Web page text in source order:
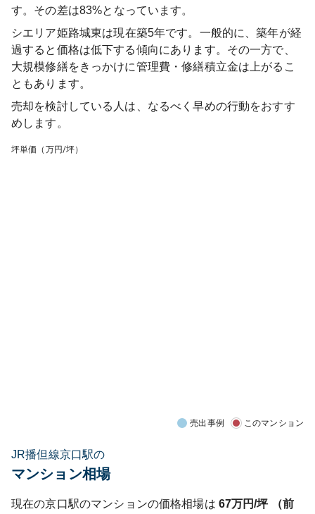
す。その差は83%となっています。
シエリア姫路城東は現在築5年です。一般的に、築年が経
過すると価格は低下する傾向にあります。その一方で、
大規模修繕をきっかけに管理費・修繕積立金は上がるこ
ともあります。
売却を検討している人は、なるべく早めの行動をおすす
めします。
坪単価（万円/坪）
売出事例 このマンション
JR播但線京口駅の
マンション相場
現在の京口駅のマンションの価格相場は 67万円/坪 （前